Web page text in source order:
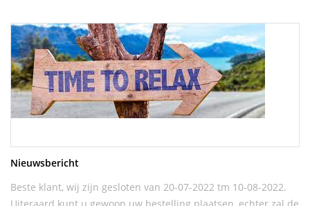
Nieuwsbericht
Beste klant, wij zijn gesloten van 20-07-2022 tm 10-08-2022.